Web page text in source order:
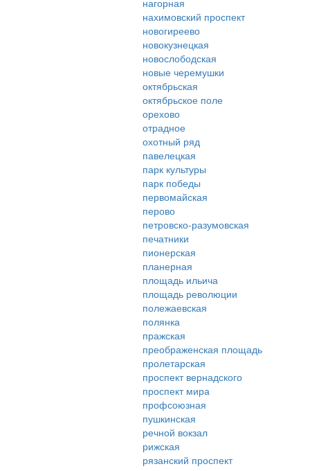
нагорная
нахимовский проспект
новогиреево
новокузнецкая
новослободская
новые черемушки
октябрьская
октябрьское поле
орехово
отрадное
охотный ряд
павелецкая
парк культуры
парк победы
первомайская
перово
петровско-разумовская
печатники
пионерская
планерная
площадь ильича
площадь революции
полежаевская
полянка
пражская
преображенская площадь
пролетарская
проспект вернадского
проспект мира
профсоюзная
пушкинская
речной вокзал
рижская
рязанский проспект